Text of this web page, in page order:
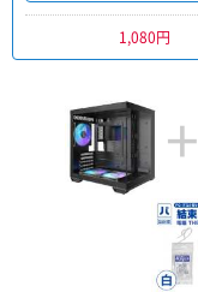
1,080円
+